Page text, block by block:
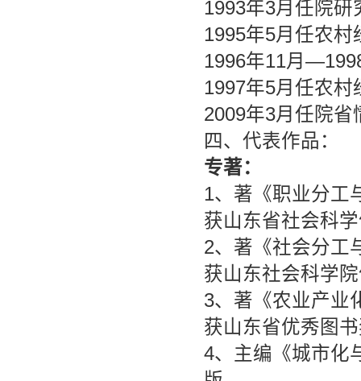
1993年3月任院
1995年5月任农
1996年11月
1997年5月任农
2009年3月任院
四、代表作品：
专著：
1、著《职业分工
获山东省社会科
2、著《社会分工
获山东社会科学
3、著《农业产业
获山东省优秀图
4、主编《城市化